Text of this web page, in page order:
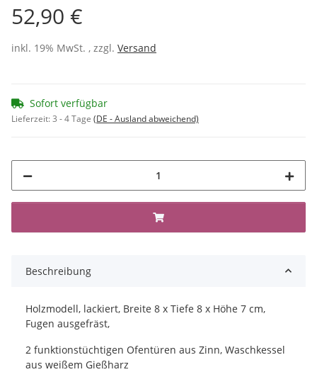
52,90 €
inkl. 19% MwSt. , zzgl. Versand
Sofort verfügbar
Lieferzeit:3 - 4 Tage (DE - Ausland abweichend)
Beschreibung
Holzmodell, lackiert, Breite 8 x Tiefe 8 x Höhe 7 cm,
Fugen ausgefräst,
2 funktionstüchtigen Ofentüren aus Zinn, Waschkessel
aus weißem Gießharz